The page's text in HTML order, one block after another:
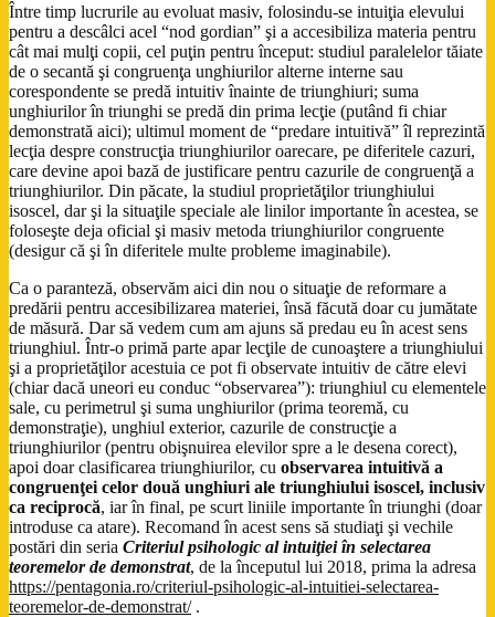
Între timp lucrurile au evoluat masiv, folosindu-se intuiţia elevului
pentru a descâlci acel “nod gordian” şi a accesibiliza materia pentru
cât mai mulţi copii, cel puţin pentru început: studiul paralelelor tăiate
de o secantă şi congruenţa unghiurilor alterne interne sau
corespondente se predă intuitiv înainte de triunghiuri; suma
unghiurilor în triunghi se predă din prima lecţie (putând fi chiar
demonstrată aici); ultimul moment de “predare intuitivă” îl reprezintă
lecţia despre construcţia triunghiurilor oarecare, pe diferitele cazuri,
care devine apoi bază de justificare pentru cazurile de congruenţă a
triunghiurilor. Din păcate, la studiul proprietăţilor triunghiului
isoscel, dar şi la situaţile speciale ale linilor importante în acestea, se
foloseşte deja oficial şi masiv metoda triunghiurilor congruente
(desigur că şi în diferitele multe probleme imaginabile).
Ca o paranteză, observăm aici din nou o situaţie de reformare a
predării pentru accesibilizarea materiei, însă făcută doar cu jumătate
de măsură. Dar să vedem cum am ajuns să predau eu în acest sens
triunghiul. Într-o primă parte apar lecţile de cunoaştere a triunghiului
şi a proprietăţilor acestuia ce pot fi observate intuitiv de către elevi
(chiar dacă uneori eu conduc “observarea”): triunghiul cu elementele
sale, cu perimetrul şi suma unghiurilor (prima teoremă, cu
demonstraţie), unghiul exterior, cazurile de construcţie a
triunghiurilor (pentru obişnuirea elevilor spre a le desena corect),
apoi doar clasificarea triunghiurilor, cu observarea intuitivă a
congruenţei celor două unghiuri ale triunghiului isoscel, inclusiv
ca reciprocă, iar în final, pe scurt liniile importante în triunghi (doar
introduse ca atare). Recomand în acest sens să studiaţi şi vechile
postări din seria Criteriul psihologic al intuiţiei în selectarea
teoremelor de demonstrat, de la începutul lui 2018, prima la adresa
https://pentagonia.ro/criteriul-psihologic-al-intuitiei-selectarea-
teoremelor-de-demonstrat/.